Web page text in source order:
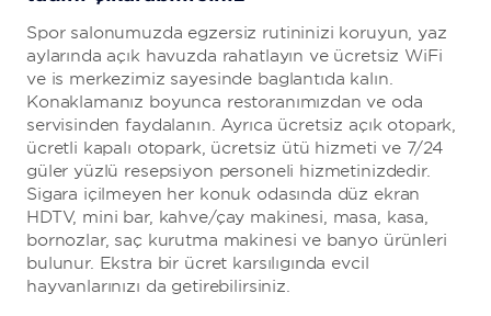
Spor salonumuzda egzersiz rutininizi koruyun, yaz
aylarında açık havuzda rahatlayın ve ücretsiz WiFi
ve iş merkezimiz sayesinde bağlantıda kalın.
Konaklamanız boyunca restoranımızdan ve oda
servisinden faydalanın. Ayrıca ücretsiz açık otopark,
ücretli kapalı otopark, ücretsiz ütü hizmeti ve 7/24
güler yüzlü resepsiyon personeli hizmetinizdedir.
Sigara içilmeyen her konuk odasında düz ekran
HDTV, mini bar, kahve/çay makinesi, masa, kasa,
bornozlar, saç kurutma makinesi ve banyo ürünleri
bulunur. Ekstra bir ücret karşılığında evcil
hayvanlarınızı da getirebilirsiniz.